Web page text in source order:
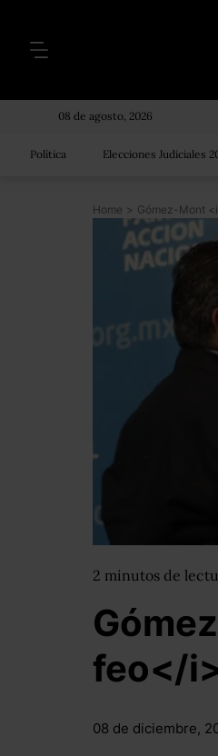
08 de agosto, 2026
Política Elecciones Judiciales
Home >
2 minutos de
feo</
08 de diciembre,